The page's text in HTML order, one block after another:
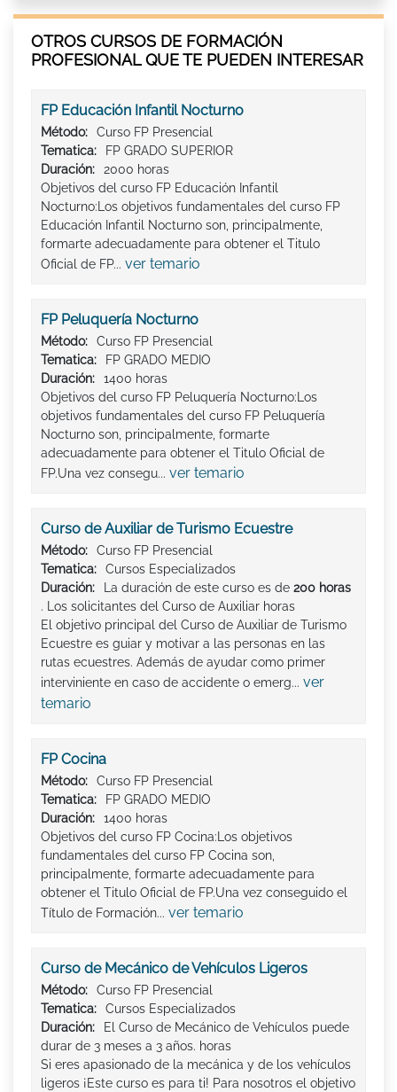
OTROS CURSOS DE FORMACIÓN
PROFESIONAL QUE TE PUEDEN INTERESAR
FP Educación Infantil Nocturno
Método:
Curso FP Presencial
Tematica:
FP GRADO SUPERIOR
Duración:
2000 horas
Objetivos del curso FP Educación Infantil
Nocturno:Los objetivos fundamentales del curso FP
Educación Infantil Nocturno son, principalmente,
formarte adecuadamente para obtener el Titulo
Oficial de FP... ver temario
FP Peluquería Nocturno
Método:
Curso FP Presencial
Tematica:
FP GRADO MEDIO
Duración:
1400 horas
Objetivos del curso FP Peluquería Nocturno:Los
objetivos fundamentales del curso FP Peluquería
Nocturno son, principalmente, formarte
adecuadamente para obtener el Titulo Oficial de
FP.Una vez consegu... ver temario
Curso de Auxiliar de Turismo Ecuestre
Método:
Curso FP Presencial
Tematica:
Cursos Especializados
Duración:
La duración de este curso es de 200 horas
. Los solicitantes del Curso de Auxiliar horas
El objetivo principal del Curso de Auxiliar de Turismo
Ecuestre es guiar y motivar a las personas en las
rutas ecuestres. Además de ayudar como primer
interviniente en caso de accidente o emerg... ver
temario
FP Cocina
Método:
Curso FP Presencial
Tematica:
FP GRADO MEDIO
Duración:
1400 horas
Objetivos del curso FP Cocina:Los objetivos
fundamentales del curso FP Cocina son,
principalmente, formarte adecuadamente para
obtener el Titulo Oficial de FP.Una vez conseguido el
Título de Formación... ver temario
Curso de Mecánico de Vehículos Ligeros
Método:
Curso FP Presencial
Tematica:
Cursos Especializados
Duración:
El Curso de Mecánico de Vehículos puede
durar de 3 meses a 3 años. horas
Si eres apasionado de la mecánica y de los vehículos
ligeros ¡Este curso es para ti! Para nosotros el objetivo